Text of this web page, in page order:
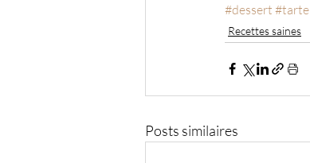
#dessert #tarte
Recettes saines
Posts similaires